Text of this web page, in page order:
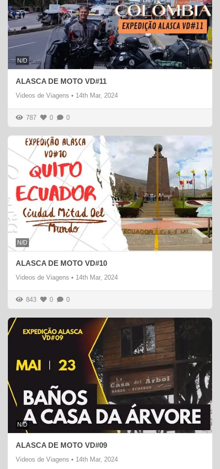
N/D
ALASCA DE MOTO VD#11
Videos de Viagens • 14th Mar, 2024
787 0 0
N/D
ALASCA DE MOTO VD#10
Videos de Viagens • 14th Mar, 2024
843 0 0
N/D
ALASCA DE MOTO VD#09
Videos de Viagens • 14th Mar, 2024